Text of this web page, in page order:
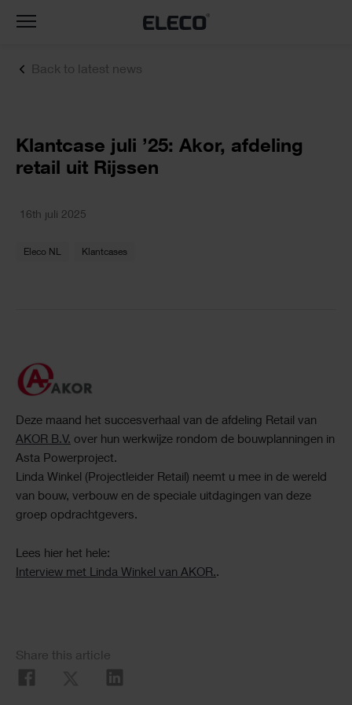
Back to latest news
Klantcase juli ’25: Akor, afdeling
retail uit Rijssen
16th juli 2025
Eleco NL Klantcases
Deze maand het succesverhaal van de afdeling Retail van
AKOR B.V. over hun werkwijze rondom de bouwplanningen in
Asta Powerproject.
Linda Winkel (Projectleider Retail) neemt u mee in de wereld
van bouw, verbouw en de speciale uitdagingen van deze
groep opdrachtgevers.
Lees hier het hele:
Interview met Linda Winkel van AKOR..
Share this article
Toggle